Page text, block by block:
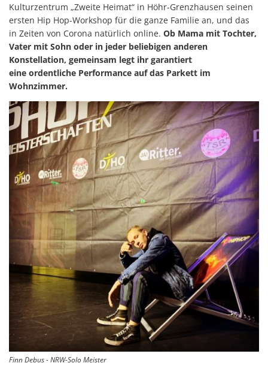
Kulturzentrum „Zweite Heimat“ in Höhr-Grenzhausen seinen
ersten Hip Hop-Workshop für die ganze Familie an, und das
in Zeiten von Corona natürlich online. Ob Mama mit Tochter,
Vater mit Sohn oder in jeder beliebigen anderen
Konstellation, gemeinsam legt ihr garantiert
eine ordentliche Performance auf das Parkett im
Wohnzimmer.
Finn Debus - NRW-Solo Meister